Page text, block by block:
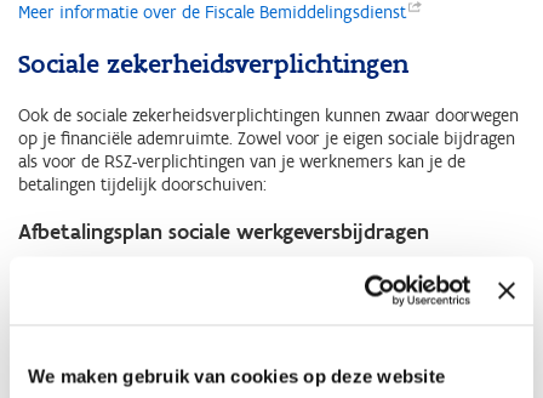
We maken gebruik van cookies op deze website
Meer informatie over de Fiscale Bemiddelingsdienst
Sociale zekerheidsverplichtingen
Ook de sociale zekerheidsverplichtingen kunnen zwaar doorwegen
op je financiële ademruimte. Zowel voor je eigen sociale bijdragen
als voor de RSZ-verplichtingen van je werknemers kan je de
betalingen tijdelijk doorschuiven:
Afbetalingsplan sociale werkgeversbijdragen
Ondervind je als werkgever door de crisis moeilijkheden om de
sociale werkgeversbijdragen te betalen, dan kan je bij de RSZ
Meer informatie over deze afbetalingsplannen